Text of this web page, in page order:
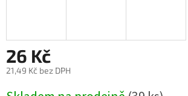
26 Kč
21,49 Kč bez DPH